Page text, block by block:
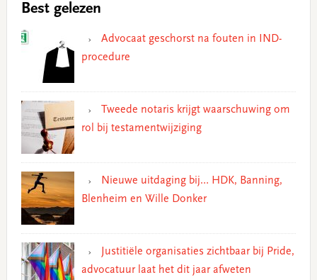
Best gelezen
Advocaat geschorst na fouten in IND-
procedure
Tweede notaris krijgt waarschuwing om
rol bij testamentwijziging
Nieuwe uitdaging bij… HDK, Banning,
Blenheim en Wille Donker
Justitiële organisaties zichtbaar bij Pride,
advocatuur laat het dit jaar afweten